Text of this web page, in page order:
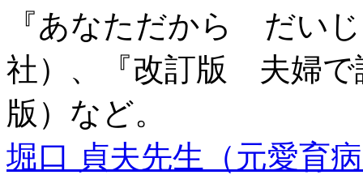
『あなただから だい
社）、『改訂版 夫婦で
版）など。
堀口 貞夫先生（元愛育